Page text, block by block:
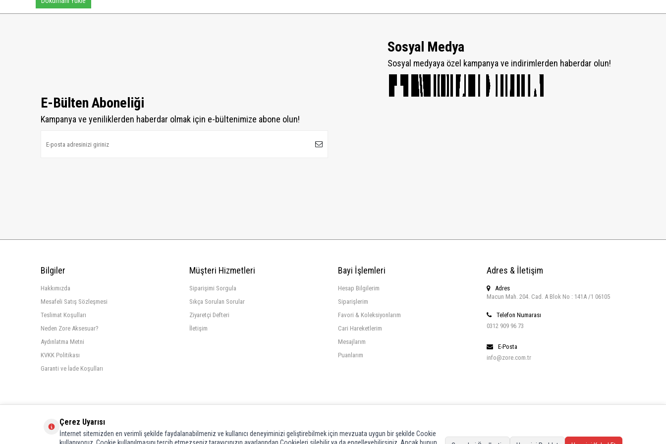
E-Bülten Aboneliği
Kampanya ve yeniliklerden haberdar olmak için e-bültenimize abone olun!
Sosyal Medya
Sosyal medyaya özel kampanya ve indirimlerden haberdar olun!
Bilgiler
Hakkımızda
Mesafeli Satış Sözleşmesi
Teslimat Koşulları
Neden Zore Aksesuar?
Aydınlatma Metni
KVKK Politikası
Garanti ve İade Koşulları
Müşteri Hizmetleri
Siparişimi Sorgula
Sıkça Sorulan Sorular
Ziyaretçi Defteri
İletişim
Bayi İşlemleri
Hesap Bilgilerim
Siparişlerim
Favori & Koleksiyonlarım
Cari Hareketlerim
Mesajlarım
Puanlarım
Adres & İletişim
Adres
Macun Mah. 204. Cad. A Blok No : 141A /1 06105
Telefon Numarası
0312 909 96 73
E-Posta
info@zore.com.tr
Çerez Uyarısı
İnternet sitemizden en verimli şekilde faydalanabilmeniz ve kullanıcı deneyiminizi geliştirebilmek için mevzuata uygun bir şekilde Cookie